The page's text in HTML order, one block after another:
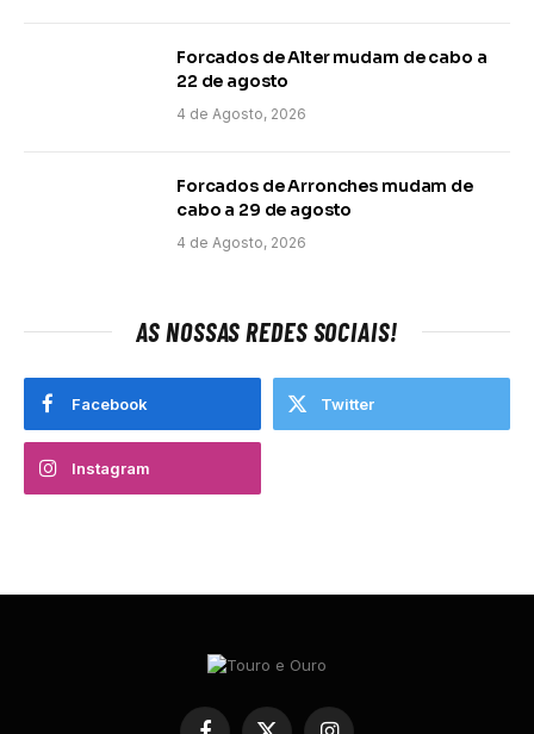
Forcados de Alter mudam de cabo a
22 de agosto
4 de Agosto, 2026
Forcados de Arronches mudam de
cabo a 29 de agosto
4 de Agosto, 2026
AS NOSSAS REDES SOCIAIS!
Facebook Twitter
Instagram